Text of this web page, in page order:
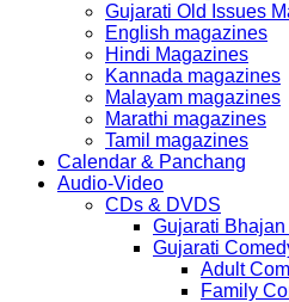
Gujarati Old Issues
English magazines
Hindi Magazines
Kannada magazines
Malayam magazines
Marathi magazines
Tamil magazines
Calendar & Panchang
Audio-Video
CDs & DVDS
Gujarati
Gujarati
Adult
Family